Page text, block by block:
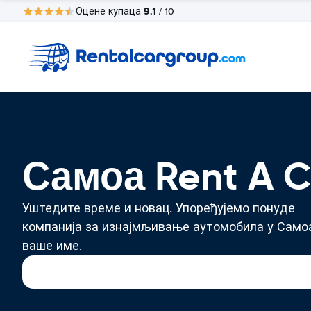
Оцене купаца 9.1 / 10
Самоа Rent A
Уштедите време и новац. Упоређујемо понуде
компанија за изнајмљивање аутомобила у
ваше име.